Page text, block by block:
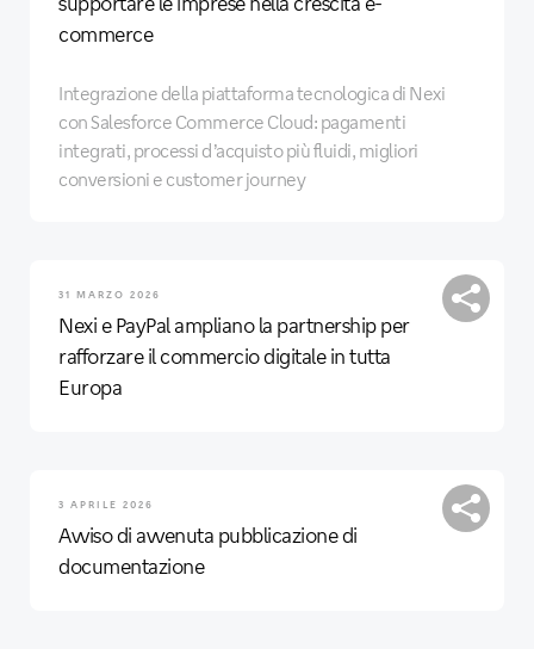
commerce
Integrazione della piattaforma tecnologica di Nexi
con Salesforce Commerce Cloud: pagamenti
integrati, processi d’acquisto più fluidi, migliori
conversioni e customer journey
31 MARZO 2026
Nexi e PayPal ampliano la partnership per
rafforzare il commercio digitale in tutta
Europa
3 APRILE 2026
Avviso di avvenuta pubblicazione di
documentazione